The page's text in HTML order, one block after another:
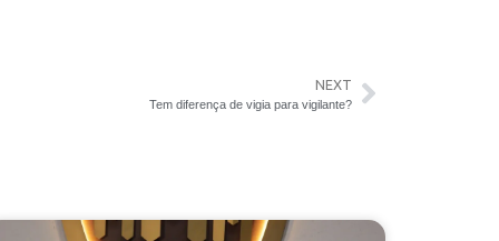
NEXT
Tem diferença de vigia para vigilante?